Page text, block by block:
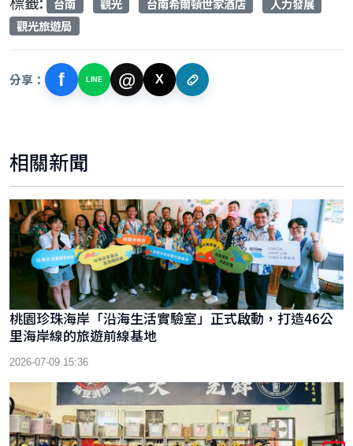
台南 觀光 台南希爾頓世家酒店
人力發展
觀光旅遊局
分享： f LINE @ X
相關新聞
桃園珍珠海岸「沿海生活實驗室」正式啟動，打造46公
里海岸線的旅遊前線基地
2026-07-09 15:36